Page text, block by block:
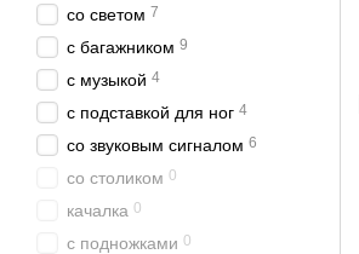
со светом 7
с багажником 9
c музыкой 4
с подставкой для ног 4
со звуковым сигналом 6
со столиком 0
качалка 0
с подножками 0